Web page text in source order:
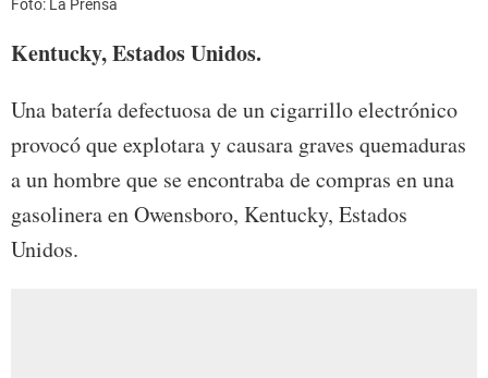
Foto: La Prensa
Kentucky, Estados Unidos.
Una batería defectuosa de un cigarrillo electrónico
provocó que explotara y causara graves quemaduras
a un hombre que se encontraba de compras en una
gasolinera en Owensboro, Kentucky, Estados
Unidos.